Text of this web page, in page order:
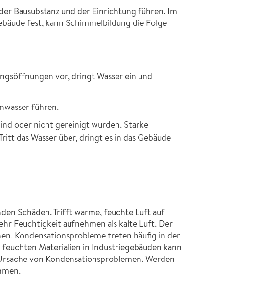
Bausubstanz und der Einrichtung führen. Im
fest, kann Schimmelbildung die Folge
vor, dringt Wasser ein und
führen.
oder nicht gereinigt wurden. Starke
das Wasser über, dringt es in das Gebäude
Schäden. Trifft warme, feuchte Luft auf
Feuchtigkeit aufnehmen als kalte Luft. Der
Kondensationsprobleme treten häufig in der
Materialien in Industriegebäuden kann
von Kondensationsproblemen. Werden